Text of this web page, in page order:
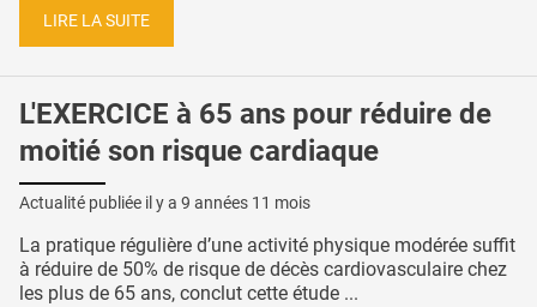
LIRE LA SUITE
L'EXERCICE à 65 ans pour réduire de
moitié son risque cardiaque
Actualité publiée il y a 9 années 11 mois
La pratique régulière d’une activité physique modérée suffit
à réduire de 50% de risque de décès cardiovasculaire chez
les plus de 65 ans, conclut cette étude ...